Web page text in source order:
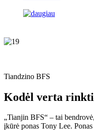
Tiandzino BFS
Kodėl verta
„Tianjin BFS“ – tai
įkūrė ponas Tony Lee.